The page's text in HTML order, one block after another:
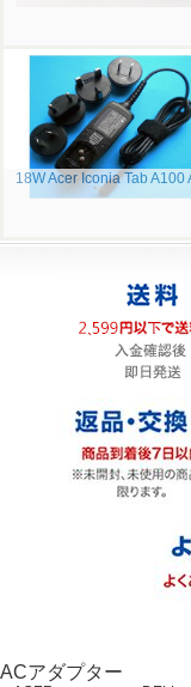
18W Acer Iconia Tab
ACアダプター